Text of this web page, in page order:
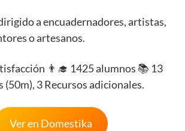
a encuadernadores, artistas,
o artesanos.
👨‍🎓 1425 alumnos 📚 13
(50m), 3 Recursos adicionales.
Ver en Domestika